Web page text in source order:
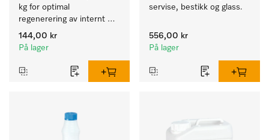
kg for optimal
regenerering av internt
kalkfilter.
144,00 kr
På lager
servise, bestikk og glass.
556,00 kr
På lager